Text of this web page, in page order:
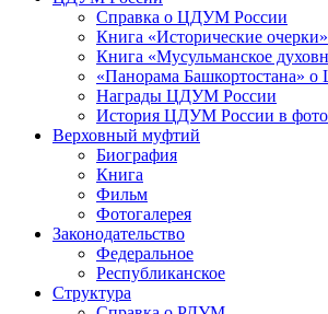
Справка о ЦДУМ России
Книга «Исторические очерки»
Книга «Мусульманское
«Панорама Башкортостана»
Награды ЦДУМ России
История ЦДУМ России в
Верховный муфтий
Биография
Книга
Фильм
Фотогалерея
Законодательство
Федеральное
Республиканское
Структура